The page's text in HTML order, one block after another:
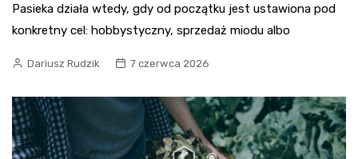
Pasieka działa wtedy, gdy od początku jest ustawiona pod
konkretny cel: hobbystyczny, sprzedaż miodu albo
Dariusz Rudzik 7 czerwca 2026